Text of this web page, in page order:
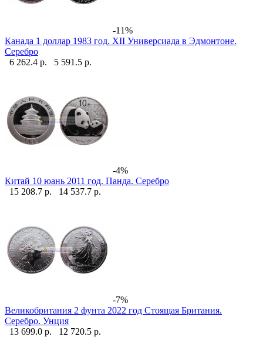
-11%
Канада 1 доллар 1983 год. XII Универсиада в Эдмонтоне.
Серебро
6 262.4 р.
5 591.5 р.
-4%
Китай 10 юань 2011 год. Панда. Серебро
15 208.7 р.
14 537.7 р.
-7%
Великобритания 2 фунта 2022 год Стоящая Британия.
Серебро. Унция
13 699.0 р.
12 720.5 р.